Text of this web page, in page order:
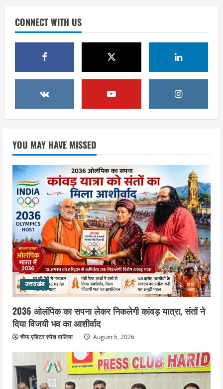
1
आशीर्वाद
पर कांग्रेस ने जतायी आपत्ति, मतदाताओं को
परेशान करने का लगाया आरोप
3
उत्तराखंड
दिन चला हाई वोल्टेज ड्रामा, चौकी से अपने
साथ ले गए यति नरसिंहानंद गिरी
August 5, 2026
4
उत्तराखंड
जिला जेल में गूंजा मां गंगा का महिमा गान,
संगीतमय कथा से कैदियों को मिला आध्यात्मिक
संदेश
August 5, 2026
5
उत्तराखंड
कांवड़ियों की सेवा में जुटा हरिद्वार-रूड़की
विकास प्राधिकरण, जलपान व प्रसाद वितरण
से जीता श्रद्धालुओं का दिल
August 5, 2026
CONNECT WITH US
YOU MAY HAVE MISSED
उत्तराखंड
2036 ओलंपिक का सपना लेकर निकलेगी कांवड़ यात्रा, संतों ने
दिया विजयी भव का आशीर्वाद
चीफ एडिटर रुपेश वालिया August 6, 2026